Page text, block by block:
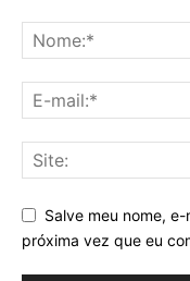
Salve meu nome,
próxima vez que eu